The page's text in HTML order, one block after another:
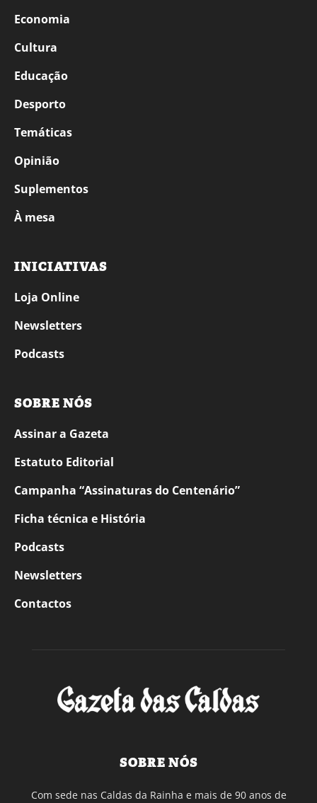
Economia
Cultura
Educação
Desporto
Temáticas
Opinião
Suplementos
À mesa
INICIATIVAS
Loja Online
Newsletters
Podcasts
SOBRE NÓS
Assinar a Gazeta
Estatuto Editorial
Campanha “Assinaturas do Centenário”
Ficha técnica e História
Podcasts
Newsletters
Contactos
SOBRE NÓS
Com sede nas Caldas da Rainha e mais de 90 anos de